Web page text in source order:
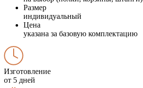
Размер
индивидуальный
Цена
указана за базовую комплектацию
Изготовление
от 5 дней